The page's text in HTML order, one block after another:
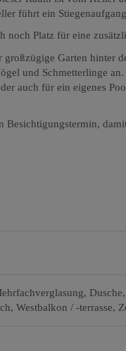
führt ein
noch Platz für eine
Garten hinter
und Schmetterlinge
auch für ein eigenes
Besichtigungstermin,
Dusche
Westbalkon / -terrasse